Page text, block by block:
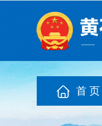
首 页